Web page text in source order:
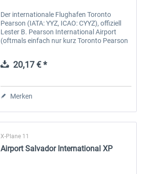
Der internationale Flughafen Toronto
Pearson (IATA: YYZ, ICAO: CYYZ), offiziell
Lester B. Pearson International Airport
(oftmals einfach nur kurz Toronto Pearson
20,17 € *
Merken
X-Plane 11
Airport Salvador International XP